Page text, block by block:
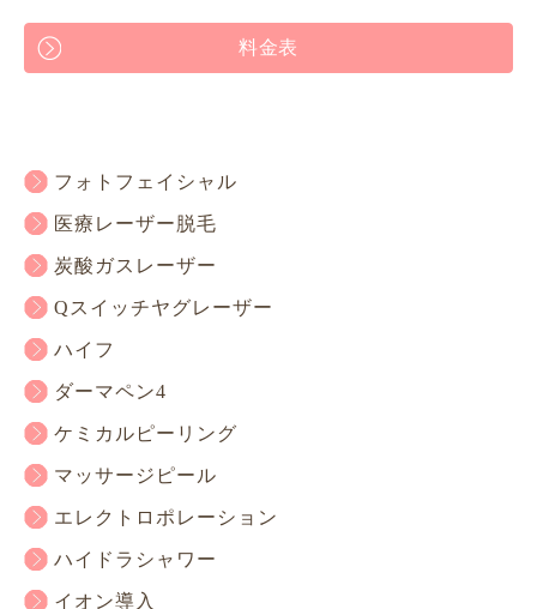
料金表
フォトフェイシャル
医療レーザー脱毛
炭酸ガスレーザー
Qスイッチヤグレーザー
ハイフ
ダーマペン4
ケミカルピーリング
マッサージピール
エレクトロポレーション
ハイドラシャワー
イオン導入